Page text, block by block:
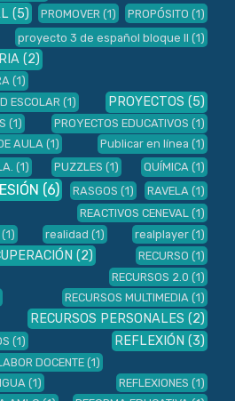
(5) PROMOVER (1) PROPÓSITO (1)
proyecto 3 de español bloque II (1)
(2)
(1)
ESCOLAR (1) PROYECTOS (5)
(1) PROYECTOS EDUCATIVOS (1)
AULA (1) Publicar en línea (1)
(1) PUZZLES (1) QUÍMICA (1)
(6) RASGOS (1) RAVELA (1)
REACTIVOS CENEVAL (1)
(1) realidad (1) realplayer (1)
(2) RECURSO (1)
RECURSOS 2.0 (1)
RECURSOS MULTIMEDIA (1)
RECURSOS PERSONALES (2)
(1) REFLEXIÓN (3)
DOCENTE (1)
(1) REFLEXIONES (1)